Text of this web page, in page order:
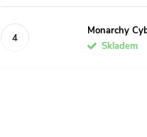
Monarchy
Skladem